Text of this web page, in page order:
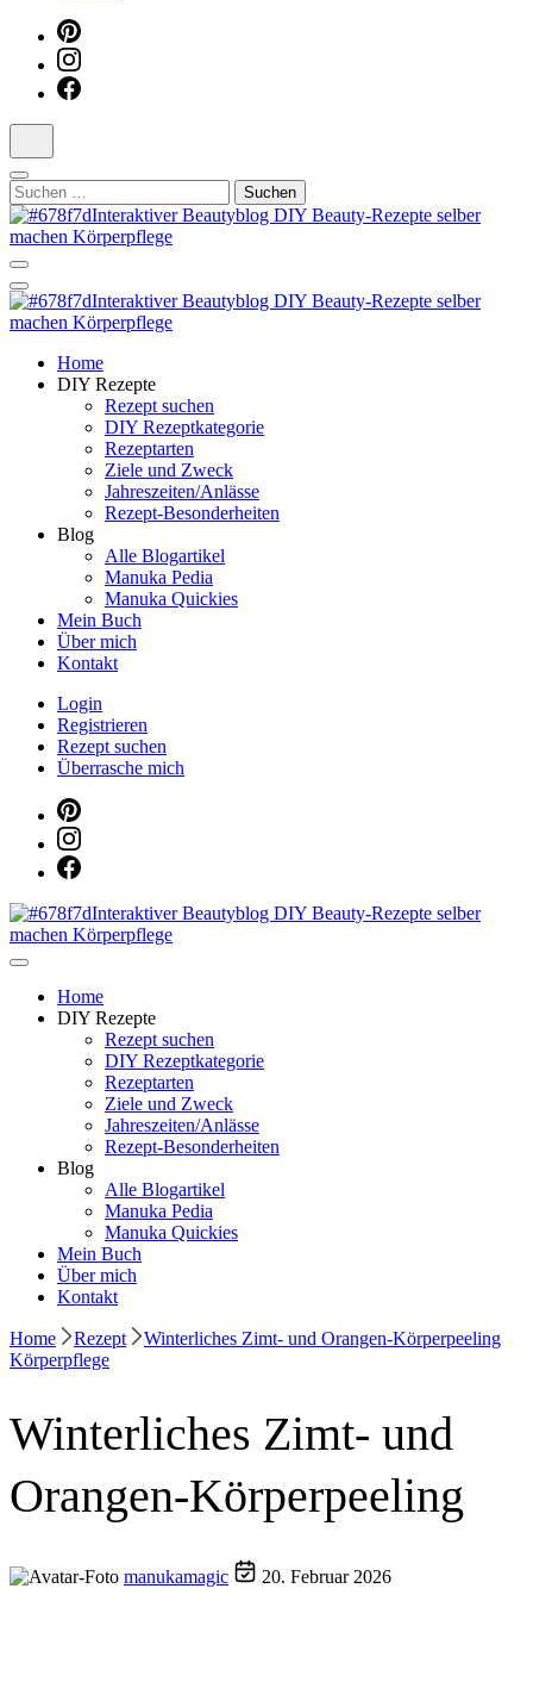
Suchen
nach:
Manuka Magic – Natürlich schön:
Dein interaktiver DIY Beautyblog
Manuka Magic – Natürlich schön:
Dein interaktiver DIY Beautyblog
Dein persönlicher interaktiver DIY Beautyblog
Home
DIY Rezepte
Rezept suchen
DIY Rezeptkategorie
Rezeptarten
Ziele und Zweck
Jahreszeiten/Anlässe
Rezept-Besonderheiten
Blog
Alle Blogartikel
Manuka Pedia
Manuka Quickies
Mein Buch
Über mich
Kontakt
Login
Registrieren
Rezept suchen
Überrasche mich
Manuka Magic – Natürlich schön:
Dein interaktiver DIY Beautyblog
Home
DIY Rezepte
Rezept suchen
DIY Rezeptkategorie
Rezeptarten
Ziele und Zweck
Jahreszeiten/Anlässe
Rezept-Besonderheiten
Blog
Alle Blogartikel
Manuka Pedia
Manuka Quickies
Mein Buch
Über mich
Kontakt
Home Rezept
Winterliches Zimt- und Orangen-Körperpeeling
Körperpflege
Winterliches Zimt- und
Orangen-Körperpeeling
manukamagic 20. Februar 2026